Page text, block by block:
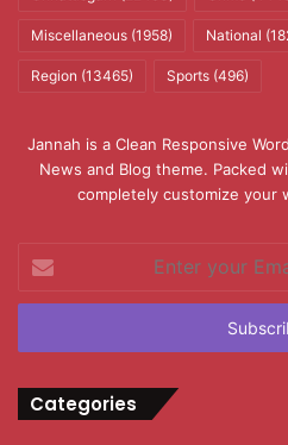
Miscellaneous (1958) National
Region (13465) Sports (496)
Jannah is a Clean Responsive
News and Blog theme. Packed
completely customize your
your
Email
Categories